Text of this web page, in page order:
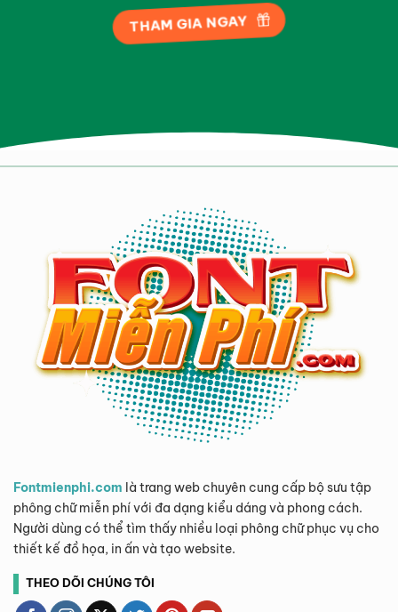
THAM GIA NGAY
Fontmienphi.com là trang web chuyên cung cấp bộ sưu tập
phông chữ miễn phí với đa dạng kiểu dáng và phong cách.
Người dùng có thể tìm thấy nhiều loại phông chữ phục vụ cho
thiết kế đồ họa, in ấn và tạo website.
THEO DÕI CHÚNG TÔI